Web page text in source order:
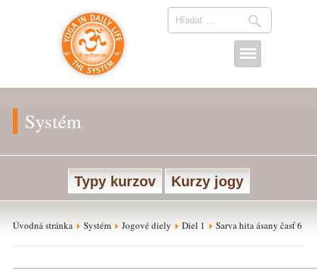
Systém
Typy kurzov Kurzy jogy
Úvodná stránka Systém Jogové diely Diel 1 Sarva hita ásany časť 6